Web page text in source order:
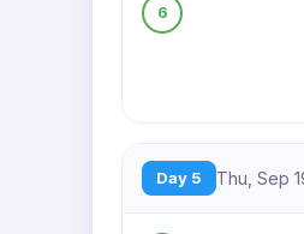
6
Day 5 Thu, Sep